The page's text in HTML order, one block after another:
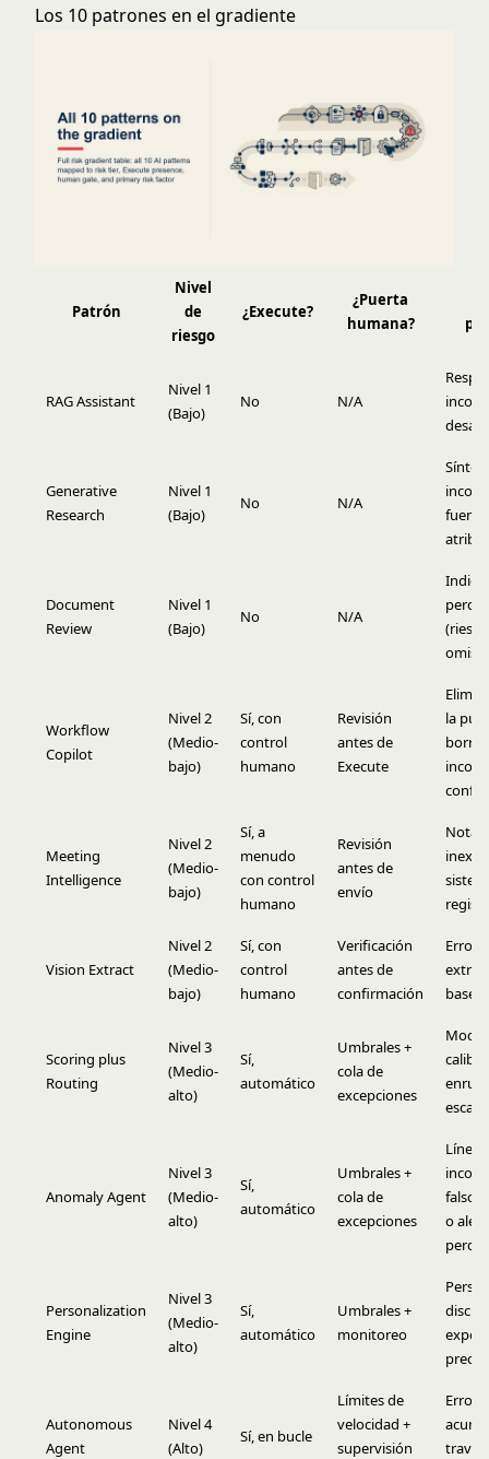
Los 10 patrones en el gradiente
Patrón
Nivel
de
riesgo
¿Execute?
¿Puerta
humana?
RAG Assistant
Nivel 1
(Bajo)
No N/A
Generative
Research
Nivel 1
(Bajo)
No N/A
Document
Review
Nivel 1
(Bajo)
No N/A
Workflow
Copilot
Nivel 2
(Medio-
bajo)
Sí, con
control
humano
Revisión
antes de
Execute
la
Meeting
Intelligence
Nivel 2
(Medio-
bajo)
Sí, a
menudo
con control
humano
Revisión
antes de
envío
Notas
Vision Extract
Nivel 2
(Medio-
bajo)
Sí, con
control
humano
Verificación
antes de
confirmación
base
Scoring plus
Routing
Nivel 3
(Medio-
alto)
Sí,
automático
Umbrales +
cola de
excepciones
escala
Anomaly Agent
Nivel 3
(Medio-
alto)
Sí,
automático
Umbrales +
cola de
excepciones
Línea
falsos
o
Personalization
Engine
Nivel 3
(Medio-
alto)
Sí,
automático
Umbrales +
monitoreo
Autonomous
Agent
Nivel 4
(Alto)
Sí, en bucle
Límites de
velocidad +
supervisión
través